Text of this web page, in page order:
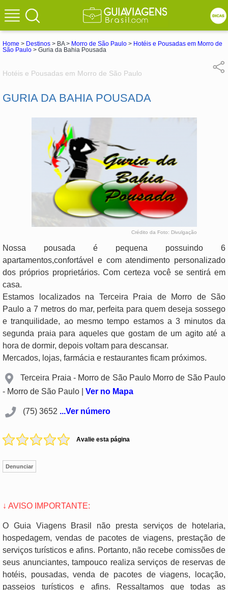
Home > Destinos > BA > Morro de São Paulo > Hotéis e Pousadas em Morro de
São Paulo > Guria da Bahia Pousada
Hotéis e Pousadas em Morro de São Paulo
GURIA DA BAHIA POUSADA
Crédito da Foto: Divulgação
Nossa pousada é pequena possuindo 6
apartamentos,confortável e com atendimento personalizado
dos próprios proprietários. Com certeza você se sentirá em
casa.
Estamos localizados na Terceira Praia de Morro de São
Paulo a 7 metros do mar, perfeita para quem deseja sossego
e tranquilidade, ao mesmo tempo estamos a 3 minutos da
segunda praia para aqueles que gostam de um agito até a
hora de dormir, depois voltam para descansar.
Mercados, lojas, farmácia e restaurantes ficam próximos.
Terceira Praia - Morro de São Paulo Morro de São Paulo
- Morro de São Paulo | Ver no Mapa
(75) 3652 ...Ver número
Avalie esta página
Denunciar
↓ AVISO IMPORTANTE:
O Guia Viagens Brasil não presta serviços de hotelaria,
hospedagem, vendas de pacotes de viagens, prestação de
serviços turísticos e afins. Portanto, não recebe comissões de
seus anunciantes, tampouco realiza serviços de reservas de
hotéis, pousadas, venda de pacotes de viagens, locação,
passeios turísticos e afins. Ressaltamos que todas as